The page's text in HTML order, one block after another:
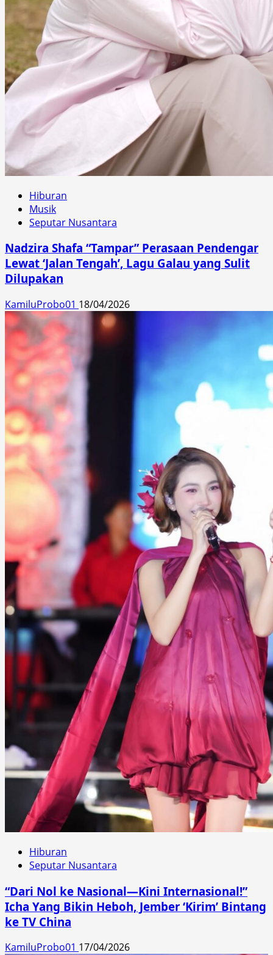
Hiburan
Musik
Seputar Nusantara
Nadzira Shafa “Tampar” Perasaan Pendengar
Lewat ‘Jalan Tengah’, Lagu Galau yang Sulit
Dilupakan
KamiluProbo01 18/04/2026
Hiburan
Seputar Nusantara
“Dari Nol ke Nasional—Kini Internasional!”
Icha Yang Bikin Heboh, Jember ‘Kirim’ Bintang
ke TV China
KamiluProbo01 17/04/2026